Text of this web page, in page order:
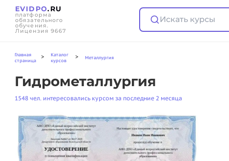
EVIDPO.RU
платформа
обязательного
обучения.
Лицензия 9667
Искать курсы
Главная
страница
>
Каталог
курсов
> Металлургия
Гидрометаллургия
1548 чел. интересовались курсом за последние 2 месяца